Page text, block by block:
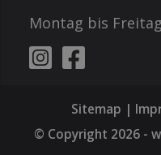
Montag bis
Sitemap |
© Copyright 2026 -